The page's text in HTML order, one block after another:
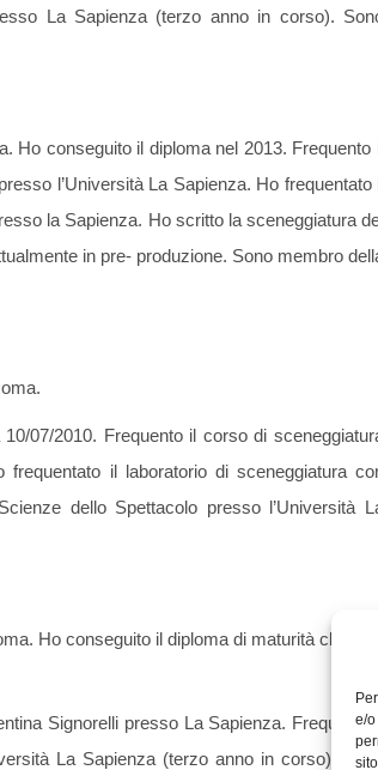
e/
La Sapienza (terzo anno in corso).
Ho conseguito il diploma nel 2013. Frequento
l’Università La Sapienza. Ho frequentato
la Sapienza. Ho scritto la sceneggiatura
in pre- produzione. Sono membro
07/2010. Frequento il corso di
il laboratorio di sceneggiatura
dello Spettacolo presso l’Università
Ho conseguito il diploma di maturità classica
Signorelli presso La Sapienza. Frequento
La Sapienza (terzo anno in corso). Sono